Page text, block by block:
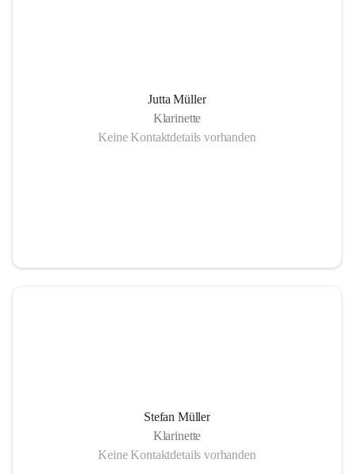
Jutta Müller
Klarinette
Keine Kontaktdetails vorhanden
Stefan Müller
Klarinette
Keine Kontaktdetails vorhanden